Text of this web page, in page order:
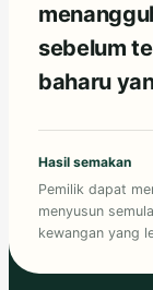
sebelum
baharu
Hasil semakan
Pemilik dapat
menyusun
kewangan yang